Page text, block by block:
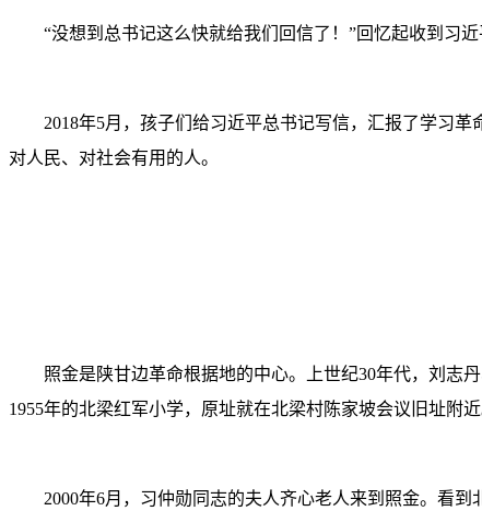
“没想到总书记这么快就给我们回信了！”回忆起收到习近
2018年5月，孩子们给习近平总书记写信，汇报了学习革
对人民、对社会有用的人。
照金是陕甘边革命根据地的中心。上世纪30年代，刘志
1955年的北梁红军小学，原址就在北梁村陈家坡会议旧址附近
2000年6月，习仲勋同志的夫人齐心老人来到照金。看到